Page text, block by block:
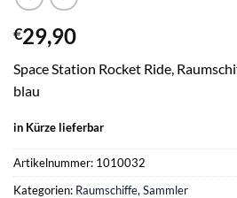
€29,90
Space Station Rocket Ride,
blau
in Kürze lieferbar
Artikelnummer: 1010032
Kategorien: Raumschiffe, Sammler